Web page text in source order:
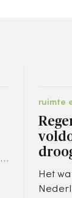
ruimte
Het